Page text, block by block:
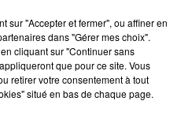
14 sec
DU 11/11/2024 À 06H42
sur "Accepter et fermer", ou affiner en
dans "Gérer mes choix".
cliquant sur "Continuer sans
que pour ce site. Vous
retirer votre consentement à tout
situé en bas de chaque page.